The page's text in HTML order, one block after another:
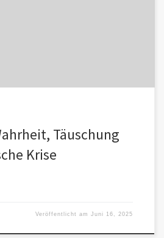
Täuschung
Krise
Veröffentlicht amJuni 16, 2025